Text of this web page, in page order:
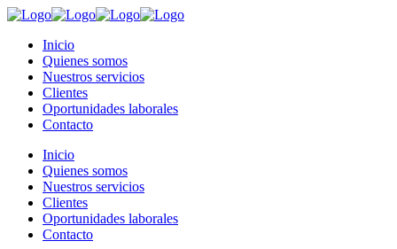
Inicio
Quienes somos
Nuestros servicios
Clientes
Oportunidades laborales
Contacto
Inicio
Quienes somos
Nuestros servicios
Clientes
Oportunidades laborales
Contacto